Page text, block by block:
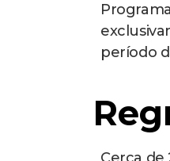
período